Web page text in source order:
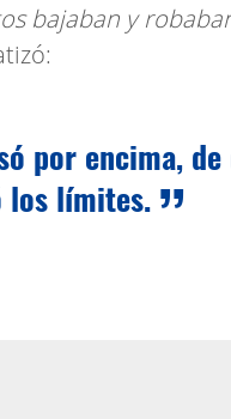
bajaban y
por encima,
los límites.